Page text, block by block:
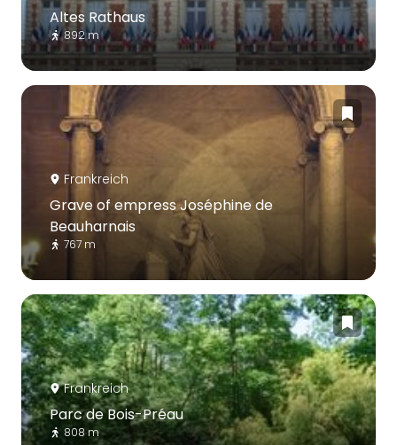
Altes Rathaus
892 m
Frankreich
Grave of empress Joséphine de
Beauharnais
767 m
Frankreich
Parc de Bois-Préau
808 m